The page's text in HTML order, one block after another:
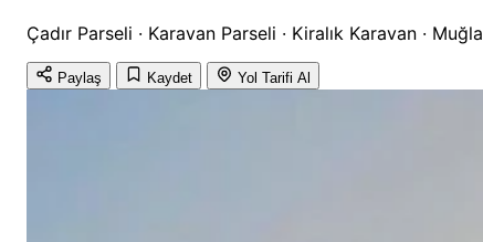
Çadır Parseli · Karavan Parseli · Kiralık Karavan · Muğla
Paylaş Kaydet Yol Tarifi Al